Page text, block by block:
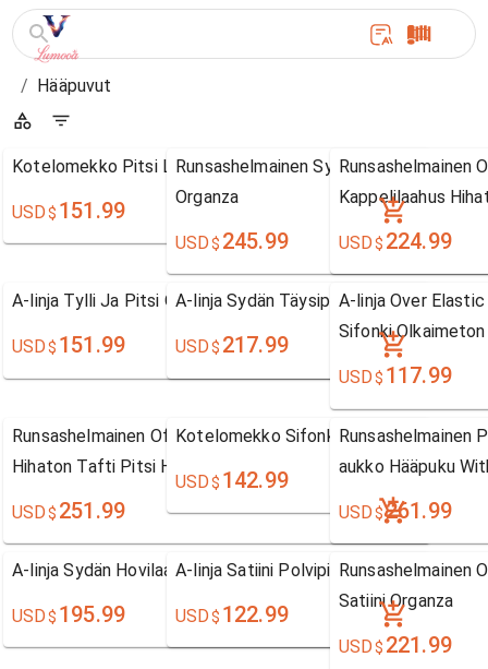
/ Hääpuvut
Kotelomekko Pitsi Lyhyt/Mini Neliö Hääpuku
USD$ 151.99
Runsashelmainen Sydän Kappelilaahus
Organza
USD$ 245.99
Runsashelmainen
Kappelilaahus
USD$ 224.99
A-linja Tylli Ja Pitsi Olkaimeton
USD$ 151.99
A-linja Sydän Täysipitkä Hihaton Satiini
USD$ 217.99
A-linja Over
Sifonki
USD$ 117.99
Runsashelmainen Off-the-shoulder Kappelilaahus
Hihaton Tafti Pitsi Hääpuku
USD$ 251.99
Kotelomekko SifonkiTäysipitkä V-
USD$ 142.99
Runsashelmainen
aukko Hääpuku
USD$261.99
A-linja Sydän Hovilaahus Hihaton Sifonki
USD$ 195.99
A-linja Satiini Polvipituinen Vene
USD$ 122.99
Runsashelmainen
Satiini Organza
USD$ 221.99